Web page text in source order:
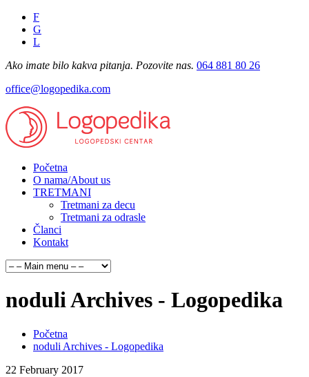
F
G
L
Ako imate bilo kakva pitanja. Pozovite nas. 064 881 80 26
office@logopedika.com
Početna
O nama/About us
TRETMANI
Tretmani za decu
Tretmani za odrasle
Članci
Kontakt
noduli Archives - Logopedika
Početna
noduli Archives - Logopedika
22 February 2017